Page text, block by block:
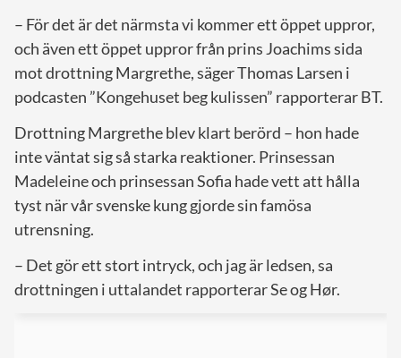
– För det är det närmsta vi kommer ett öppet uppror,
och även ett öppet uppror från prins Joachims sida
mot drottning Margrethe, säger Thomas Larsen i
podcasten ”Kongehuset beg kulissen” rapporterar BT.
Drottning Margrethe blev klart berörd – hon hade
inte väntat sig så starka reaktioner. Prinsessan
Madeleine och prinsessan Sofia hade vett att hålla
tyst när vår svenske kung gjorde sin famösa
utrensning.
– Det gör ett stort intryck, och jag är ledsen, sa
drottningen i uttalandet rapporterar Se og Hør.